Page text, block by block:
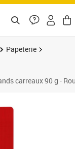
Papeterie
carreaux 90 g -